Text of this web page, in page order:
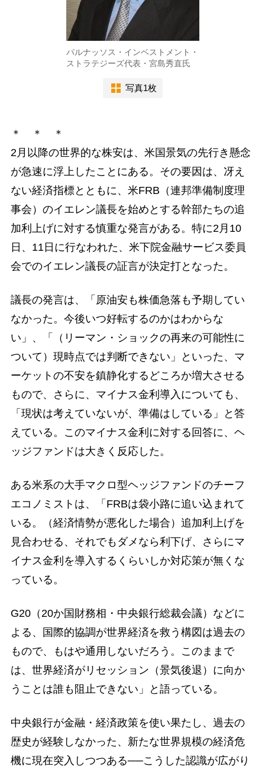
パルナッソス・インベストメント・
ストラテジーズ代表・宮島秀直氏
写真1枚
＊ ＊ ＊
2月以降の世界的な株安は、米国景気の先行き懸念
が急速に浮上したことにある。その要因は、冴え
ない経済指標とともに、米FRB（連邦準備制度理
事会）のイエレン議長を始めとする幹部たちの追
加利上げに対する慎重な発言がある。特に2月10
日、11日に行なわれた、米下院金融サービス委員
会でのイエレン議長の証言が決定打となった。
議長の発言は、「原油安も株価急落も予期してい
なかった。今後いつ好転するのかはわからな
い」、「（リーマン・ショックの再来の可能性に
ついて）現時点では判断できない」といった、マ
ーケットの不安を鎮静化するどころか増大させる
もので、さらに、マイナス金利導入についても、
「現状は考えていないが、準備はしている」と答
えている。このマイナス金利に対する回答に、ヘ
ッジファンドは大きく反応した。
ある米系の大手マクロ型ヘッジファンドのチーフ
エコノミストは、「FRBは袋小路に追い込まれて
いる。（経済情勢が悪化した場合）追加利上げを
見合わせる、それでもダメなら利下げ、さらにマ
イナス金利を導入するくらいしか対応策が無くな
っている。
G20（20か国財務相・中央銀行総裁会議）などに
よる、国際的協調が世界経済を救う構図は過去の
もので、もはや通用しないだろう。このままで
は、世界経済がリセッション（景気後退）に向か
うことは誰も阻止できない」と語っている。
中央銀行が金融・経済政策を使い果たし、過去の
歴史が経験しなかった、新たな世界規模の経済危
機に現在突入しつつある──こうした認識が広がり